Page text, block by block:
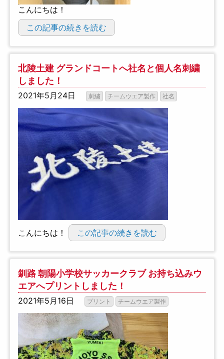
こんにちは！
この記事の続きを読む
北陵土建 グランドコートへ社名と個人名刺繍
しました！
2021年5月24日 刺繍 チームウエア製作 社名
こんにちは！ この記事の続きを読む
釧路 朝陽小学校サッカークラブ お持ち込みウ
エアへプリントしました！
2021年5月16日 プリント チームウエア製作